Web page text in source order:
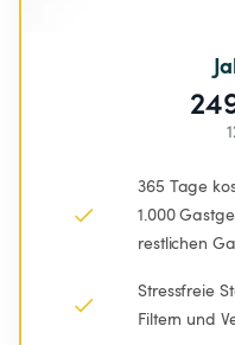
365 Tage
1.000
restlichen
Stressfreie
Filtern und